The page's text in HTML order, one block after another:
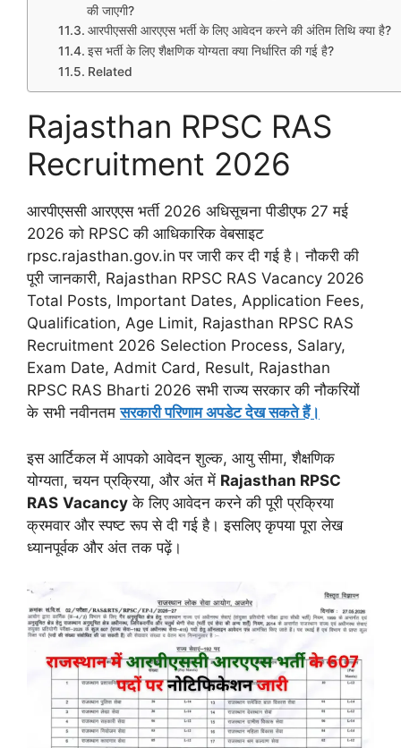
की जाएगी?
आरपीएससी आरएएस भर्ती के लिए आवेदन करने की अंतिम तिथि क्या है?
इस भर्ती के लिए शैक्षणिक योग्यता क्या निर्धारित की गई है?
Related
Rajasthan RPSC RAS
Recruitment 2026
आरपीएससी आरएएस भर्ती 2026 अधिसूचना पीडीएफ 27 मई
2026 को RPSC की आधिकारिक वेबसाइट
rpsc.rajasthan.gov.in पर जारी कर दी गई है। नौकरी की
पूरी जानकारी, Rajasthan RPSC RAS Vacancy 2026
Total Posts, Important Dates, Application Fees,
Qualification, Age Limit, Rajasthan RPSC RAS
Recruitment 2026 Selection Process, Salary,
Exam Date, Admit Card, Result, Rajasthan
RPSC RAS Bharti 2026 सभी राज्य सरकार की नौकरियों
के सभी नवीनतमसरकारी परिणाम अपडेट देख सकते हैं।
इस आर्टिकल में आपको आवेदन शुल्क, आयु सीमा, शैक्षणिक
योग्यता, चयन प्रक्रिया, और अंत में Rajasthan RPSC
RAS Vacancy के लिए आवेदन करने की पूरी प्रक्रिया
क्रमवार और स्पष्ट रूप से दी गई है। इसलिए कृपया पूरा लेख
ध्यानपूर्वक और अंत तक पढ़ें।